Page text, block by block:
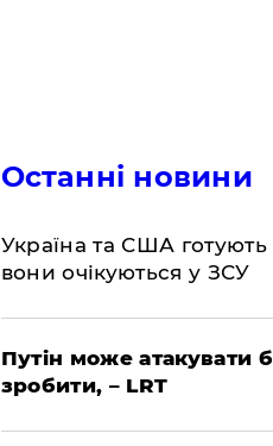
Останні новини
​Україна та США
вони очікуються у ЗСУ
​Путін може атакувати
зробити, – LRT